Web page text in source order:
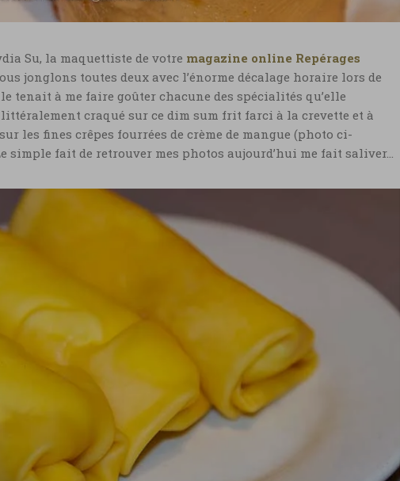
Su, la maquettiste de votre magazine online Repérages
jonglons toutes deux avec l’énorme décalage horaire lors de
tenait à me faire goûter chacune des spécialités qu’elle
craqué sur ce dim sum frit farci à la crevette et à
les fines crêpes fourrées de crème de mangue (photo ci-
simple fait de retrouver mes photos aujourd’hui me fait saliver…